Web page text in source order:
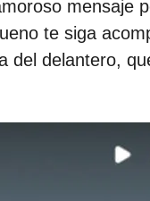
mensaje
te siga
del delantero,